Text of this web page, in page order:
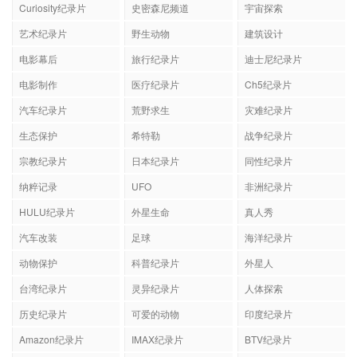
Curiosity纪录片
史密森尼频道
宇宙探索
艺术纪录片
野生动物
建筑设计
电影幕后
旅行纪录片
迪士尼纪录片
电影制作
医疗纪录片
Ch5纪录片
汽车纪录片
荒野求生
灾难纪录片
生态保护
希特勒
战争纪录片
宗教纪录片
日本纪录片
同性纪录片
纳粹记录
UFO
非洲纪录片
HULU纪录片
外星生命
真人秀
汽车改装
足球
海洋纪录片
动物保护
科普纪录片
外星人
台湾纪录片
灵异纪录片
人体探索
历史纪录片
可爱的动物
印度纪录片
Amazon纪录片
IMAX纪录片
BTV纪录片